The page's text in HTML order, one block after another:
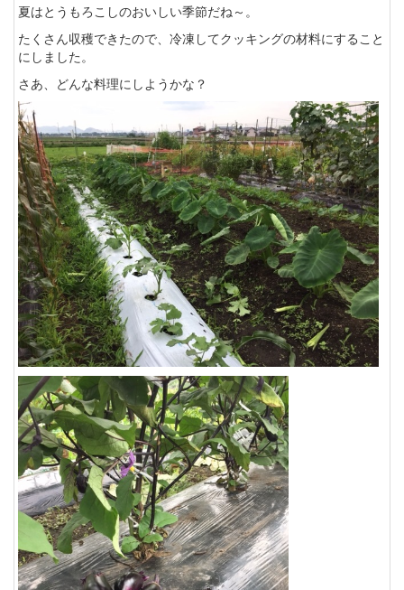
夏はとうもろこしのおいしい季節だね～。
たくさん収穫できたので、冷凍してクッキングの材料にすること
にしました。
さあ、どんな料理にしようかな？